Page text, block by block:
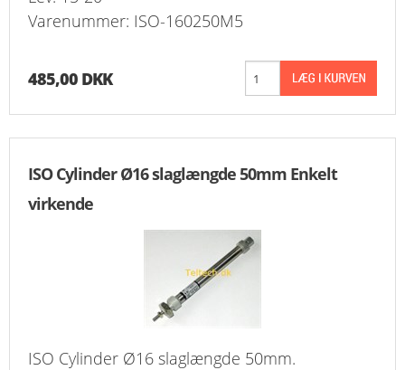
LOG UD
Varenummer: ISO-160250M5
485,00 DKK
ISO Cylinder Ø16 slaglængde 50mm Enkelt
virkende
ISO Cylinder Ø16 slaglængde 50mm.